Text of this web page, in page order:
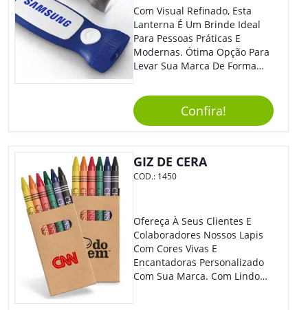
Com Visual Refinado, Esta
Lanterna É Um Brinde Ideal
Para Pessoas Práticas E
Modernas. Ótima Opção Para
Levar Sua Marca De Forma
Sua Empresa Em Eventos,
Reuniões Corporativas Ou Até
Mesmo Para Presentear
Colaboradores E Parceiros De
Sua Empresa.
Confira!
GIZ DE CERA
COD.: 1450
Ofereça À Seus Clientes E
Colaboradores Nossos Lapis
Com Cores Vivas E
Encantadoras Personalizado
Com Sua Marca. Com Lindo